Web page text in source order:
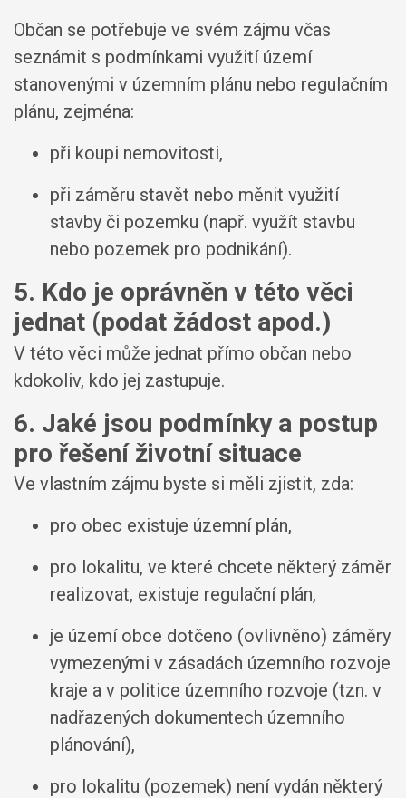
Občan se potřebuje ve svém zájmu včas
seznámit s podmínkami využití území
stanovenými v územním plánu nebo regulačním
plánu, zejména:
při koupi nemovitosti,
při záměru stavět nebo měnit využití
stavby či pozemku (např. využít stavbu
nebo pozemek pro podnikání).
5. Kdo je oprávněn v této věci
jednat (podat žádost apod.)
V této věci může jednat přímo občan nebo
kdokoliv, kdo jej zastupuje.
6. Jaké jsou podmínky a postup
pro řešení životní situace
Ve vlastním zájmu byste si měli zjistit, zda:
pro obec existuje územní plán,
pro lokalitu, ve které chcete některý záměr
realizovat, existuje regulační plán,
je území obce dotčeno (ovlivněno) záměry
vymezenými v zásadách územního rozvoje
kraje a v politice územního rozvoje (tzn. v
nadřazených dokumentech územního
plánování),
pro lokalitu (pozemek) není vydán některý